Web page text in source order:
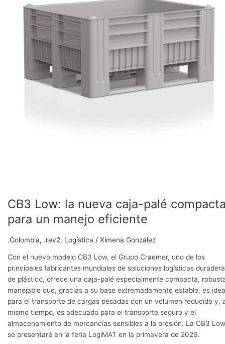
CB3 Low: la nueva caja-palé
para un manejo eficiente
.Colombia, .rev2, Logística / Ximena González
Con el nuevo modelo CB3 Low, el Grupo Craemer, uno de los
principales fabricantes mundiales de soluciones logísticas
de plástico, ofrece una caja-palé especialmente compacta,
manejable que, gracias a su base extremadamente estable, es
para el transporte de cargas pesadas con un volumen reducido y,
mismo tiempo, es adecuado para el transporte seguro y el
almacenamiento de mercancías sensibles a la presión. La CB3 Low
se presentará en la feria LogiMAT en la primavera de 2026.
manejo